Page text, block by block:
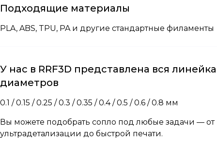
Подходящие материалы
PLA, ABS, TPU, PA и другие стандартные филаменты
У нас в RRF3D представлена вся линейка
диаметров
0.1 / 0.15 / 0.25 / 0.3 / 0.35 / 0.4 / 0.5 / 0.6 / 0.8 мм
Вы можете подобрать сопло под любые задачи — от
ультрадетализации до быстрой печати.